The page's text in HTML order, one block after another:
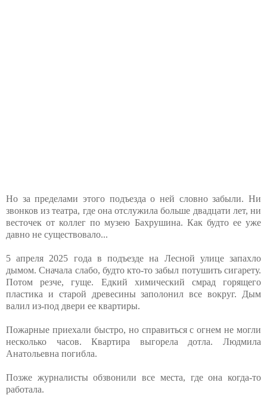
Но за пределами этого подъезда о ней словно забыли. Ни
звонков из театра, где она отслужила больше двадцати лет, ни
весточек от коллег по музею Бахрушина. Как будто ее уже
давно не существовало...
5 апреля 2025 года в подъезде на Лесной улице запахло
дымом. Сначала слабо, будто кто-то забыл потушить сигарету.
Потом резче, гуще. Едкий химический смрад горящего
пластика и старой древесины заполонил все вокруг. Дым
валил из-под двери ее квартиры.
Пожарные приехали быстро, но справиться с огнем не могли
несколько часов. Квартира выгорела дотла. Людмила
Анатольевна погибла.
Позже журналисты обзвонили все места, где она когда-то
работала.